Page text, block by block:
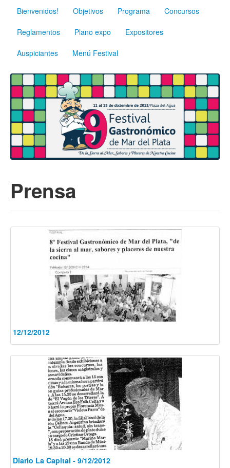
Bienvenidos! Objetivos Programa Concursos
Reglamentos Plano expo Expositores
Auspiciantes Menú Festival
Prensa
12/12/2012
Diario La Capital - 9/12/2012